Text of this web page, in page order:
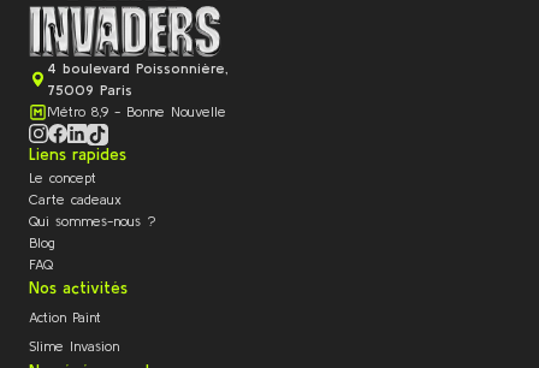
4 boulevard Poissonnière,
75009 Paris
Métro 8,9 - Bonne Nouvelle
Liens rapides
Le concept
Carte cadeaux
Qui sommes-nous ?
Blog
FAQ
Nos activités
Action Paint
Slime Invasion